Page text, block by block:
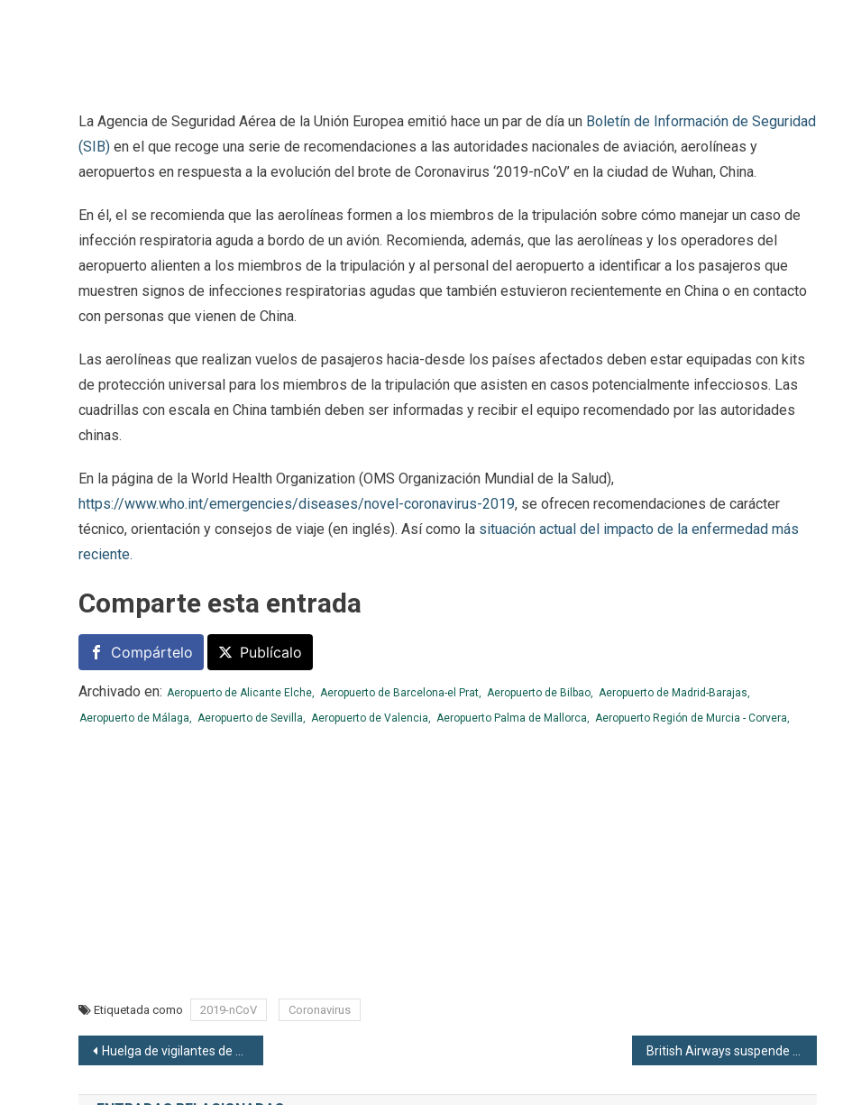
La Agencia de Seguridad Aérea de la Unión Europea emitió hace un par de día un Boletín de Información de Seguridad
(SIB) en el que recoge una serie de recomendaciones a las autoridades nacionales de aviación, aerolíneas y
aeropuertos en respuesta a la evolución del brote de Coronavirus ‘2019-nCoV’ en la ciudad de Wuhan, China.
En él, el se recomienda que las aerolíneas formen a los miembros de la tripulación sobre cómo manejar un caso de
infección respiratoria aguda a bordo de un avión. Recomienda, además, que las aerolíneas y los operadores del
aeropuerto alienten a los miembros de la tripulación y al personal del aeropuerto a identificar a los pasajeros que
muestren signos de infecciones respiratorias agudas que también estuvieron recientemente en China o en contacto
con personas que vienen de China.
Las aerolíneas que realizan vuelos de pasajeros hacia-desde los países afectados deben estar equipadas con kits
de protección universal para los miembros de la tripulación que asisten en casos potencialmente infecciosos. Las
cuadrillas con escala en China también deben ser informadas y recibir el equipo recomendado por las autoridades
chinas.
En la página de la World Health Organization (OMS Organización Mundial de la Salud),
https://www.who.int/emergencies/diseases/novel-coronavirus-2019, se ofrecen recomendaciones de carácter
técnico, orientación y consejos de viaje (en inglés). Así como la situación actual del impacto de la enfermedad más
reciente.
Comparte esta entrada
Compártelo Publícalo
Archivado en: Aeropuerto de Alicante Elche, Aeropuerto de Barcelona-el Prat, Aeropuerto de Bilbao, Aeropuerto de Madrid-Barajas,
Aeropuerto de Málaga, Aeropuerto de Sevilla, Aeropuerto de Valencia, Aeropuerto Palma de Mallorca, Aeropuerto Región de Murcia - Corvera,
Etiquetada como 2019-nCoV Coronavirus
Navegación de entradas
Huelga de vigilantes de seguridad en Madrid-Barajas el 13 de febrero